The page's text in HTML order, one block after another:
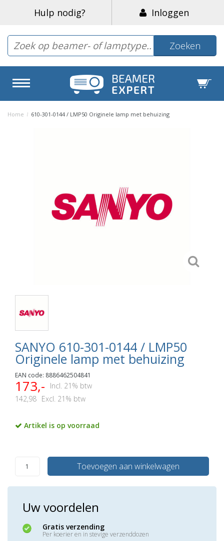
Hulp nodig? Inloggen
Zoeken
Home / 610-301-0144 / LMP50 Originele lamp met behuizing
SANYO 610-301-0144 / LMP50
Originele lamp met behuizing
EAN code: 8886462504841
173,-
Incl. 21% btw
142,98 Excl. 21% btw
Artikel is op voorraad
Toevoegen aan winkelwagen
Uw voordelen
Gratis verzending
Per koerier en in stevige verzenddozen